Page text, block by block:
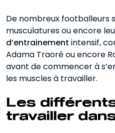
De nombreux footballeurs
musculatures ou encore
d’entrainement intensif,
Adama Traoré ou encore
avant de commencer à
les muscles à travailler.
Les
travailler